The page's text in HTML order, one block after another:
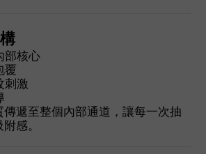
部核心
覆
刺激
遞至整個內部通道，讓每一次抽
感。